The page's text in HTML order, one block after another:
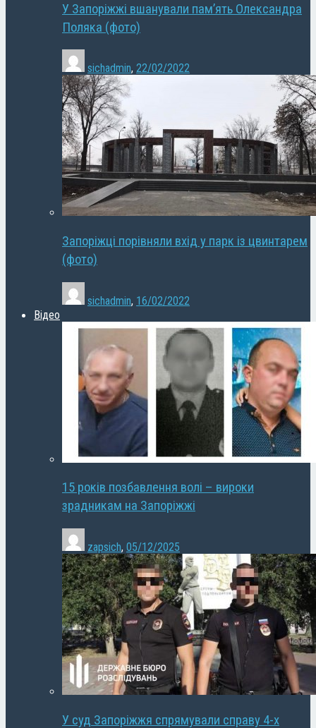
У Запоріжжі вшанували пам’ять Олександра
Поляка (фото)
sichadmin, 22/02/2022
Запоріжці порівняли вхід у парк із цвинтарем
(фото)
sichadmin, 16/02/2022
Відео
15 років позбавлення волі – вироки
зрадникам на Запоріжжі
zapsich, 05/12/2025
У суд Запоріжжя спрямували справу 4-х